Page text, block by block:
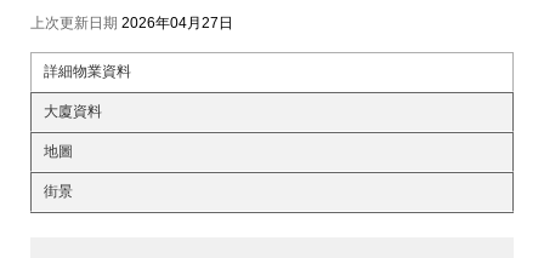
上次更新日期 2026年04月27日
詳細物業資料
大廈資料
地圖
街景